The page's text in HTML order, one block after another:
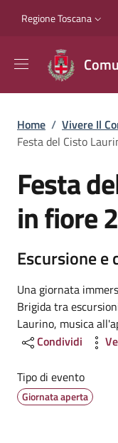
Slim top
Regione Toscana
Briciole
Home / Vivere Il
Festa del Cisto
Festa
in fiore
Escursione e
Una giornata
Brigida tra
Laurino, musica
Condividi
Tipo di evento
Giornata aperta